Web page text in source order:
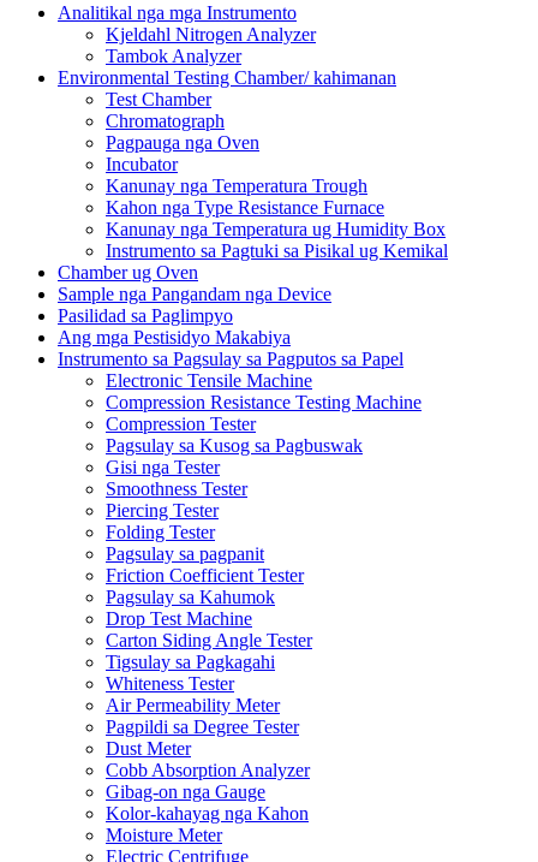
Analitikal nga mga Instrumento
Kjeldahl Nitrogen Analyzer
Tambok Analyzer
Environmental Testing Chamber/ kahimanan
Test Chamber
Chromatograph
Pagpauga nga Oven
Incubator
Kanunay nga Temperatura Trough
Kahon nga Type Resistance Furnace
Kanunay nga Temperatura ug Humidity Box
Instrumento sa Pagtuki sa Pisikal ug Kemikal
Chamber ug Oven
Sample nga Pangandam nga Device
Pasilidad sa Paglimpyo
Ang mga Pestisidyo Makabiya
Instrumento sa Pagsulay sa Pagputos sa Papel
Electronic Tensile Machine
Compression Resistance Testing Machine
Compression Tester
Pagsulay sa Kusog sa Pagbuswak
Gisi nga Tester
Smoothness Tester
Piercing Tester
Folding Tester
Pagsulay sa pagpanit
Friction Coefficient Tester
Pagsulay sa Kahumok
Drop Test Machine
Carton Siding Angle Tester
Tigsulay sa Pagkagahi
Whiteness Tester
Air Permeability Meter
Pagpildi sa Degree Tester
Dust Meter
Cobb Absorption Analyzer
Gibag-on nga Gauge
Kolor-kahayag nga Kahon
Moisture Meter
Electric Centrifuge